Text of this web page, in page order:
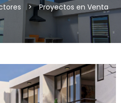
> Proyectos en Venta